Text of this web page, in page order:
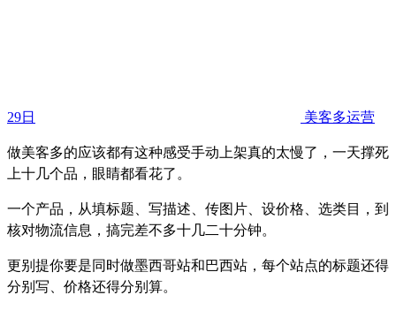
29日 美客多运营
做美客多的应该都有这种感受手动上架真的太慢了，一天撑死
上十几个品，眼睛都看花了。
一个产品，从填标题、写描述、传图片、设价格、选类目，到
核对物流信息，搞完差不多十几二十分钟。
更别提你要是同时做墨西哥站和巴西站，每个站点的标题还得
分别写、价格还得分别算。